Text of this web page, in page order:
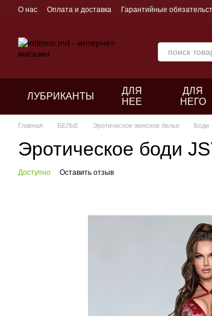
Перейти к основному контенту
О нас Оплата и доставка Гарантийные
ЛУБРИКАНТЫ
ДЛЯ
НЕЕ
ДЛЯ
НЕГО
Главная БЕЛЬЕ Эротическое женское белье Боди
Эротическое боди
Доступно Оставить отзыв